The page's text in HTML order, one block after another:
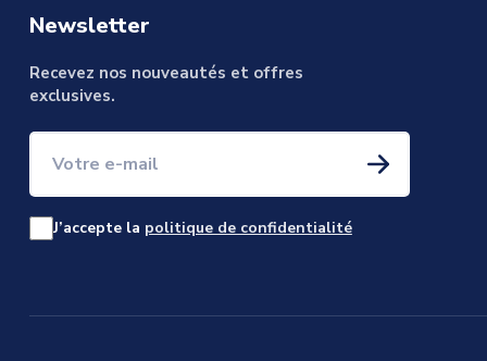
Newsletter
Recevez nos nouveautés et offres
exclusives.
J’accepte la politique de confidentialité